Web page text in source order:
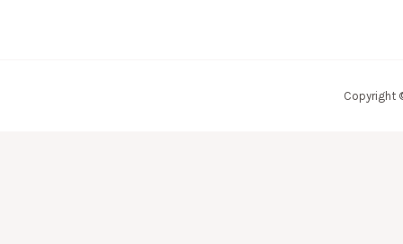
Copyright